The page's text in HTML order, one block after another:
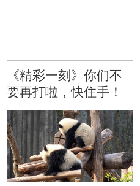
《精彩一刻》你们不
要再打啦，快住手！